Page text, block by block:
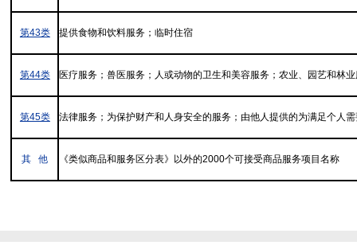
第43类 提供食物和饮料服务；临时住宿
第44类 医疗服务；兽医服务；人或动物的卫生和美容服务；农业、园艺和林
第45类 法律服务；为保护财产和人身安全的服务；由他人提供的为满足个人
其 他 《类似商品和服务区分表》以外的2000个可接受商品服务项目名称